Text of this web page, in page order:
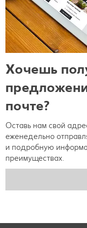
Хочешь
почте?
Оставь нам свой
еженедельно
и подробную
преимуществах.